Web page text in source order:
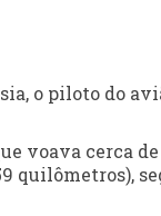
o piloto do
voava cerca
quilômetros),